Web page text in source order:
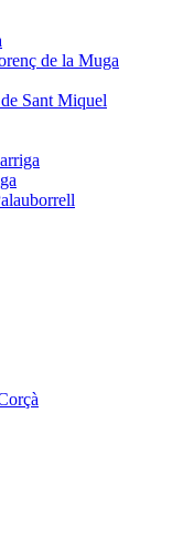
de la Muga
Sant Miquel